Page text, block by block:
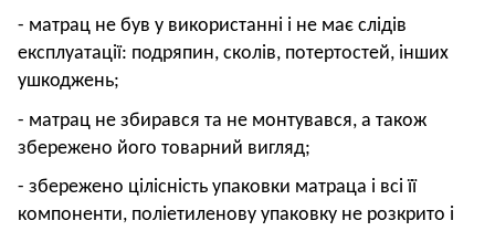
- матрац не був у використанні і не має слідів
експлуатації: подряпин, сколів, потертостей, інших
ушкоджень;
- матрац не збирався та не монтувався, а також
збережено його товарний вигляд;
- збережено цілісність упаковки матраца і всі її
компоненти, поліетиленову упаковку не розкрито і